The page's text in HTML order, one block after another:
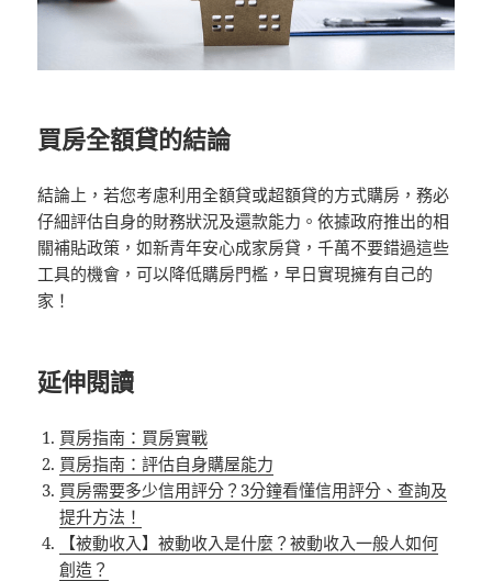
買房全額貸的結論
結論上，若您考慮利用全額貸或超額貸的方式購房，務必
仔細評估自身的財務狀況及還款能力。依據政府推出的相
關補貼政策，如新青年安心成家房貸，千萬不要錯過這些
工具的機會，可以降低購房門檻，早日實現擁有自己的
家！
延伸閱讀
買房指南：買房實戰
買房指南：評估自身購屋能力
買房需要多少信用評分？3分鐘看懂信用評分、查詢及
提升方法！
【被動收入】被動收入是什麼？被動收入一般人如何
創造？